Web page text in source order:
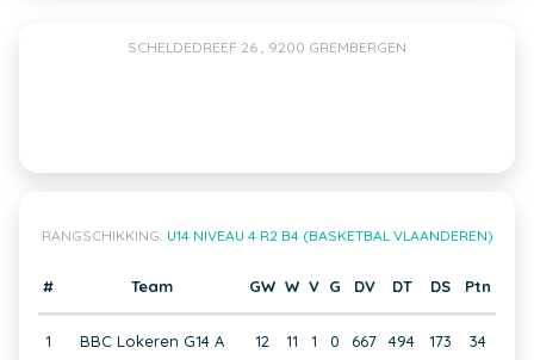
SCHELDEDREEF 26 , 9200 GREMBERGEN
RANGSCHIKKING: U14 NIVEAU 4 R2 B4 (BASKETBAL VLAANDEREN)
# Team GW W V G DV DT DS Ptn
1 BBC Lokeren G14 A 12 11 1 0 667 494 173 34